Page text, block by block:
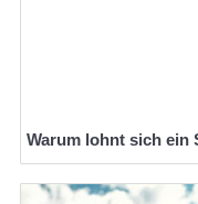
Warum lohnt sich ein